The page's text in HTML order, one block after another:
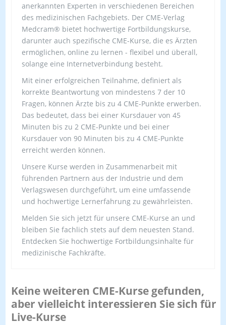
anerkannten Experten in verschiedenen Bereichen
des medizinischen Fachgebiets. Der CME-Verlag
Medcram® bietet hochwertige Fortbildungskurse,
darunter auch spezifische CME-Kurse, die es Ärzten
ermöglichen, online zu lernen - flexibel und überall,
solange eine Internetverbindung besteht.
Mit einer erfolgreichen Teilnahme, definiert als
korrekte Beantwortung von mindestens 7 der 10
Fragen, können Ärzte bis zu 4 CME-Punkte erwerben.
Das bedeutet, dass bei einer Kursdauer von 45
Minuten bis zu 2 CME-Punkte und bei einer
Kursdauer von 90 Minuten bis zu 4 CME-Punkte
erreicht werden können.
Unsere Kurse werden in Zusammenarbeit mit
führenden Partnern aus der Industrie und dem
Verlagswesen durchgeführt, um eine umfassende
und hochwertige Lernerfahrung zu gewährleisten.
Melden Sie sich jetzt für unsere CME-Kurse an und
bleiben Sie fachlich stets auf dem neuesten Stand.
Entdecken Sie hochwertige Fortbildungsinhalte für
medizinische Fachkräfte.
Keine weiteren CME-Kurse gefunden,
aber vielleicht interessieren Sie sich für
Live-Kurse